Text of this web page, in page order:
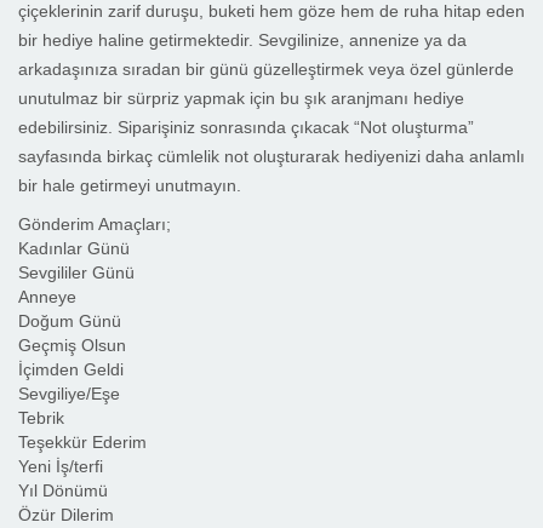
çiçeklerinin zarif duruşu, buketi hem göze hem de ruha hitap eden
bir hediye haline getirmektedir. Sevgilinize, annenize ya da
arkadaşınıza sıradan bir günü güzelleştirmek veya özel günlerde
unutulmaz bir sürpriz yapmak için bu şık aranjmanı hediye
edebilirsiniz. Siparişiniz sonrasında çıkacak “Not oluşturma”
sayfasında birkaç cümlelik not oluşturarak hediyenizi daha anlamlı
bir hale getirmeyi unutmayın.
Gönderim Amaçları;
Kadınlar Günü
Sevgililer Günü
Anneye
Doğum Günü
Geçmiş Olsun
İçimden Geldi
Sevgiliye/Eşe
Tebrik
Teşekkür Ederim
Yeni İş/terfi
Yıl Dönümü
Özür Dilerim